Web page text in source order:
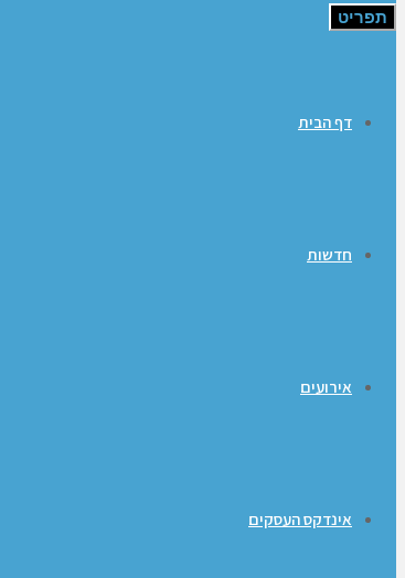
תפריט
דף הבית
חדשות
אירועים
אינדקס העסקים